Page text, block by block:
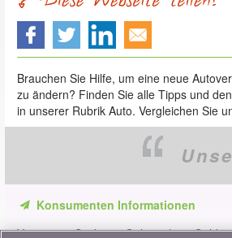
Brauchen Sie Hilfe, um eine neue
zu ändern? Finden Sie alle Tipps und den
in unserer Rubrik Auto. Vergleichen Sie
Konsumenten Informationen
Verpassen Sie keine Gelegenheit, Geld